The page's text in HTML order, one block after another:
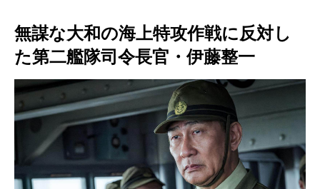
無謀な大和の海上特攻作戦に反対し
た第二艦隊司令長官・伊藤整一